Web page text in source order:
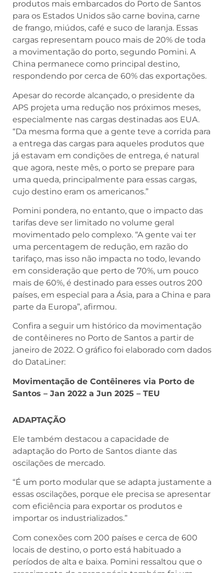
produtos mais embarcados do Porto de Santos
para os Estados Unidos são carne bovina, carne
de frango, miúdos, café e suco de laranja. Essas
cargas representam pouco mais de 20% de toda
a movimentação do porto, segundo Pomini. A
China permanece como principal destino,
respondendo por cerca de 60% das exportações.
Apesar do recorde alcançado, o presidente da
APS projeta uma redução nos próximos meses,
especialmente nas cargas destinadas aos EUA.
“Da mesma forma que a gente teve a corrida para
a entrega das cargas para aqueles produtos que
já estavam em condições de entrega, é natural
que agora, neste mês, o porto se prepare para
uma queda, principalmente para essas cargas,
cujo destino eram os americanos.”
Pomini pondera, no entanto, que o impacto das
tarifas deve ser limitado no volume geral
movimentado pelo complexo. “A gente vai ter
uma percentagem de redução, em razão do
tarifaço, mas isso não impacta no todo, levando
em consideração que perto de 70%, um pouco
mais de 60%, é destinado para esses outros 200
países, em especial para a Ásia, para a China e para
parte da Europa”, afirmou.
Confira a seguir um histórico da movimentação
de contêineres no Porto de Santos a partir de
janeiro de 2022. O gráfico foi elaborado com dados
do DataLiner:
Movimentação de Contêineres via Porto de
Santos – Jan 2022 a Jun 2025 – TEU
ADAPTAÇÃO
Ele também destacou a capacidade de
adaptação do Porto de Santos diante das
oscilações de mercado.
“É um porto modular que se adapta justamente a
essas oscilações, porque ele precisa se apresentar
com eficiência para exportar os produtos e
importar os industrializados.”
Com conexões com 200 países e cerca de 600
locais de destino, o porto está habituado a
períodos de alta e baixa. Pomini ressaltou que o